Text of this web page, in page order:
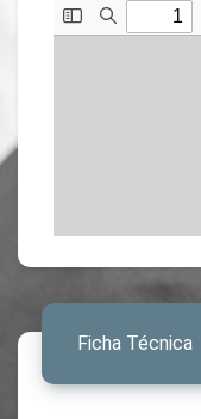
Ficha Técnica